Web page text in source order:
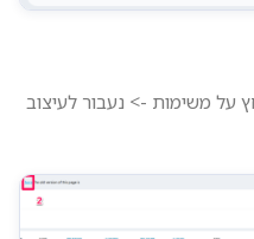
על משימות -> נעבור לעיצוב